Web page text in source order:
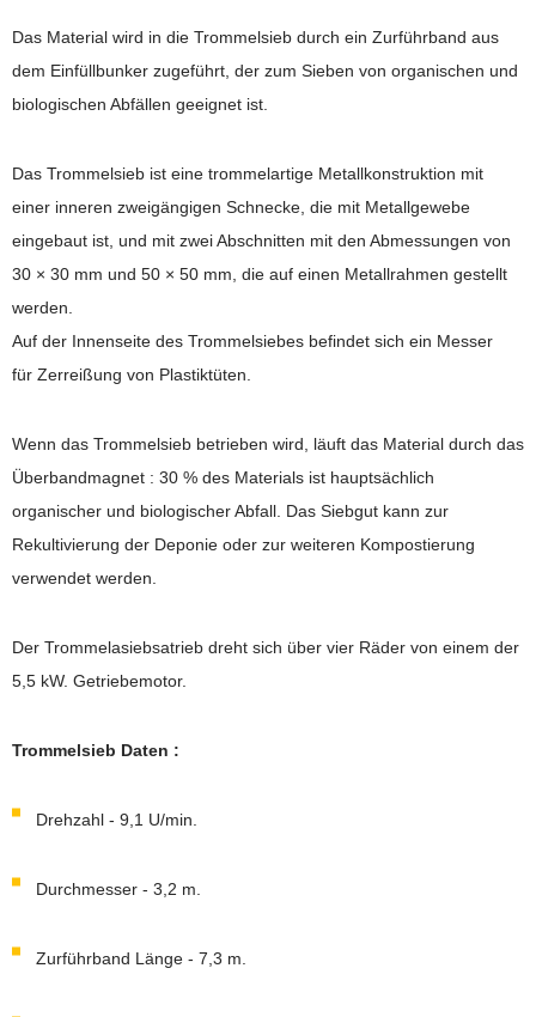
Das Material wird in die Trommelsieb durch ein Zurführband aus
dem Einfüllbunker zugeführt, der zum Sieben von organischen und
biologischen Abfällen geeignet ist.
Das Trommelsieb ist eine trommelartige Metallkonstruktion mit
einer inneren zweigängigen Schnecke, die mit Metallgewebe
eingebaut ist, und mit zwei Abschnitten mit den Abmessungen von
30 × 30 mm und 50 × 50 mm, die auf einen Metallrahmen gestellt
werden.
Auf der Innenseite des Trommelsiebes befindet sich ein Messer
für Zerreißung von Plastiktüten.
Wenn das Trommelsieb betrieben wird, läuft das Material durch das
Überbandmagnet : 30 % des Materials ist hauptsächlich
organischer und biologischer Abfall. Das Siebgut kann zur
Rekultivierung der Deponie oder zur weiteren Kompostierung
verwendet werden.
Der Trommelasiebsatrieb dreht sich über vier Räder von einem der
5,5 kW. Getriebemotor.
Trommelsieb Daten :
Drehzahl - 9,1 U/min.
Durchmesser - 3,2 m.
Zurführband Länge - 7,3 m.